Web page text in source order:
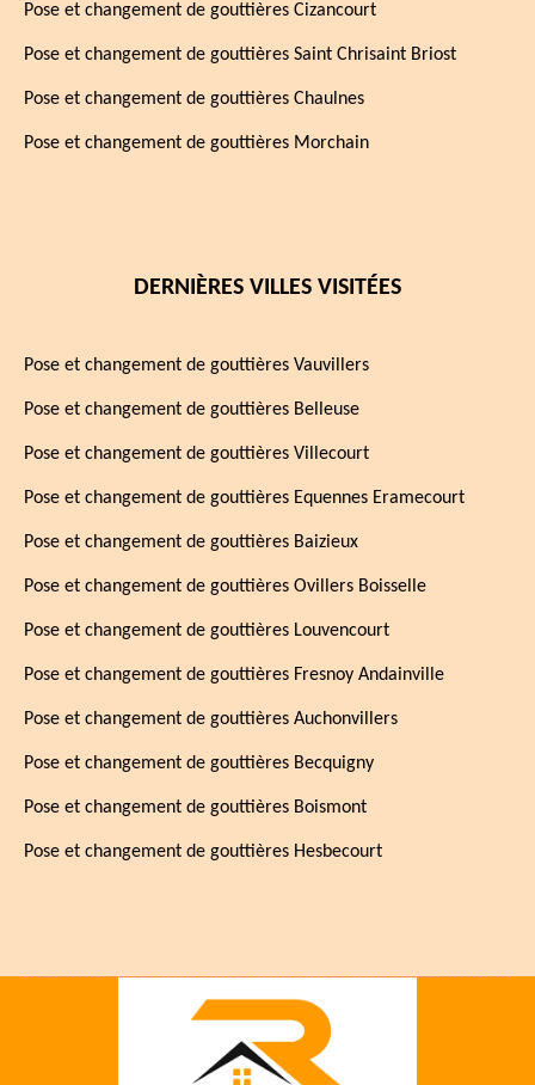
Pose et changement de gouttières Cizancourt
Pose et changement de gouttières Saint Chrisaint Briost
Pose et changement de gouttières Chaulnes
Pose et changement de gouttières Morchain
DERNIÈRES VILLES VISITÉES
Pose et changement de gouttières Vauvillers
Pose et changement de gouttières Belleuse
Pose et changement de gouttières Villecourt
Pose et changement de gouttières Equennes Eramecourt
Pose et changement de gouttières Baizieux
Pose et changement de gouttières Ovillers Boisselle
Pose et changement de gouttières Louvencourt
Pose et changement de gouttières Fresnoy Andainville
Pose et changement de gouttières Auchonvillers
Pose et changement de gouttières Becquigny
Pose et changement de gouttières Boismont
Pose et changement de gouttières Hesbecourt